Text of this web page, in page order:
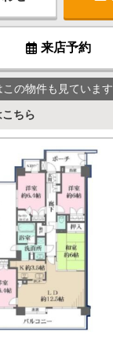
来店予約
の物件も見ています
ちら